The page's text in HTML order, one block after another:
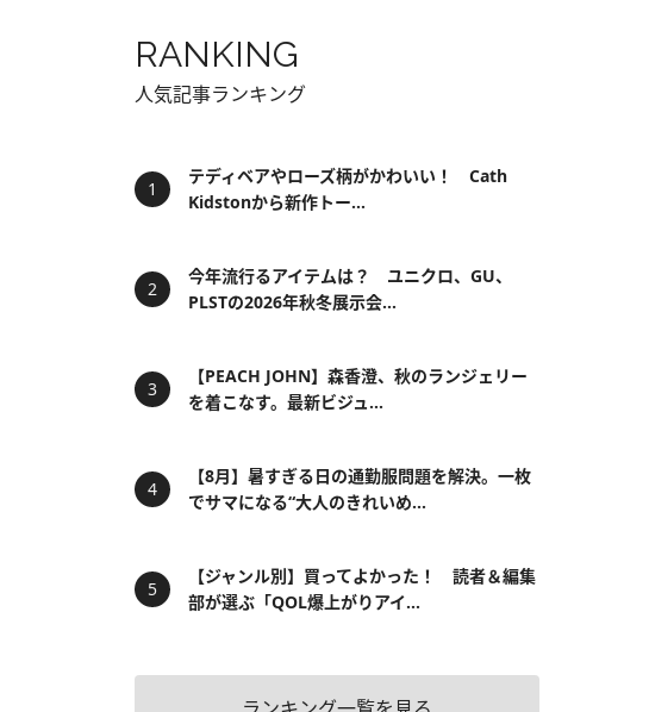
RANKING
人気記事ランキング
テディベアやローズ柄がかわいい！ Cath
Kidstonから新作トー...
今年流行るアイテムは？ ユニクロ、GU、
PLSTの2026年秋冬展示会...
【PEACH JOHN】森香澄、秋のランジェリー
を着こなす。最新ビジュ...
【8月】暑すぎる日の通勤服問題を解決。一枚
でサマになる“大人のきれいめ...
【ジャンル別】買ってよかった！ 読者＆編集
部が選ぶ「QOL爆上がりアイ...